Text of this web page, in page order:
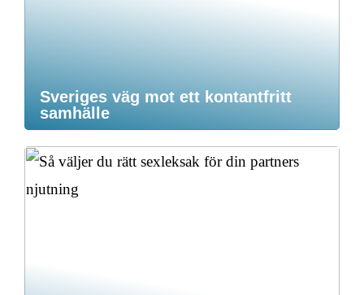
Sveriges väg mot ett kontantfritt
samhälle